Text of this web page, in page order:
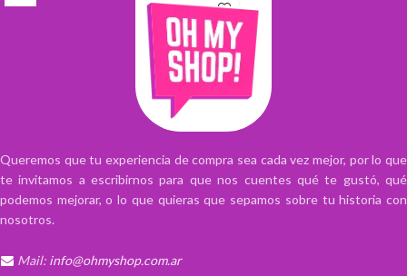
Ideal para ambientes musicales y
reels, videos, cortos, entrevistas,
proyectos escolares, decoración
temática y mucho más. Su diseño
clásico inspirado en los sets de
filmación permite organizar cada toma
de manera práctica, visual y estética.
Cuenta con espacios para completar
SCENE, TAKE, DIRECTOR, CAMERA y
DATE, ayudando a identificar escenas,
una grabación.
Queremos que tu experiencia de compra sea cada vez mejor, por lo que
te invitamos a escribirnos para que nos cuentes qué te gustó, qué
podemos mejorar, o lo que quieras que sepamos sobre tu historia con
nosotros.
Mail: info@ohmyshop.com.ar